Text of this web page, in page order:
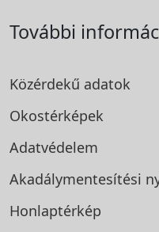
További
Közérdekű adatok
Okostérképek
Adatvédelem
Akadálymentesítési
Honlaptérkép